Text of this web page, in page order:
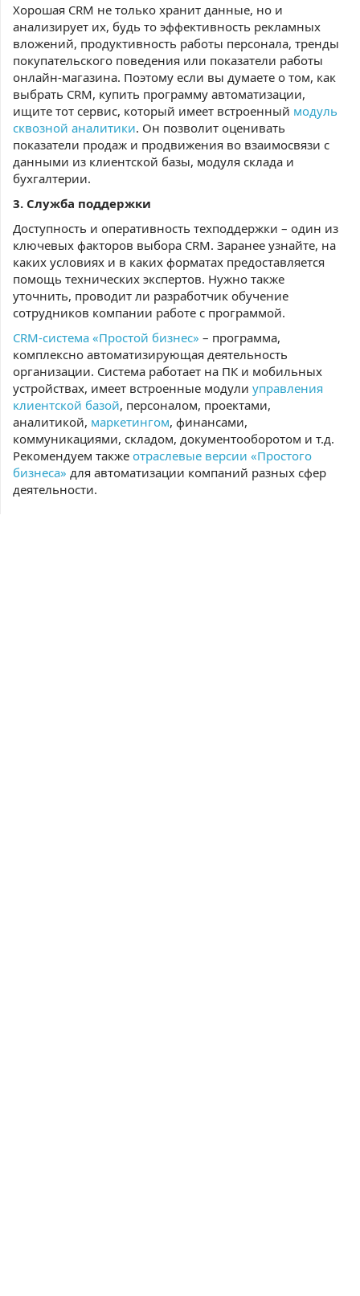
Хорошая CRM не только хранит данные, но и
анализирует их, будь то эффективность рекламных
вложений, продуктивность работы персонала, тренды
покупательского поведения или показатели работы
онлайн-магазина. Поэтому если вы думаете о том, как
выбрать CRM, купить программу автоматизации,
ищите тот сервис, который имеет встроенный модуль
сквозной аналитики. Он позволит оценивать
показатели продаж и продвижения во взаимосвязи с
данными из клиентской базы, модуля склада и
бухгалтерии.
3. Служба поддержки
Доступность и оперативность техподдержки – один из
ключевых факторов выбора CRM. Заранее узнайте, на
каких условиях и в каких форматах предоставляется
помощь технических экспертов. Нужно также
уточнить, проводит ли разработчик обучение
сотрудников компании работе с программой.
CRM-система «Простой бизнес» – программа,
комплексно автоматизирующая деятельность
организации. Система работает на ПК и мобильных
устройствах, имеет встроенные модули управления
клиентской базой, персоналом, проектами,
аналитикой, маркетингом, финансами,
коммуникациями, складом, документооборотом и т.д.
Рекомендуем также отраслевые версии «Простого
бизнеса» для автоматизации компаний разных сфер
деятельности.